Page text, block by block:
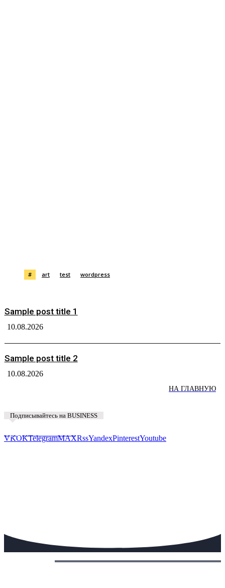
# art test wordpress
Sample post title 1
10.08.2026
Sample post title 2
10.08.2026
НА ГЛАВНУЮ
Подписывайтесь на BUSINESS
VKOKTelegramMAXRssYandexPinterestYoutube